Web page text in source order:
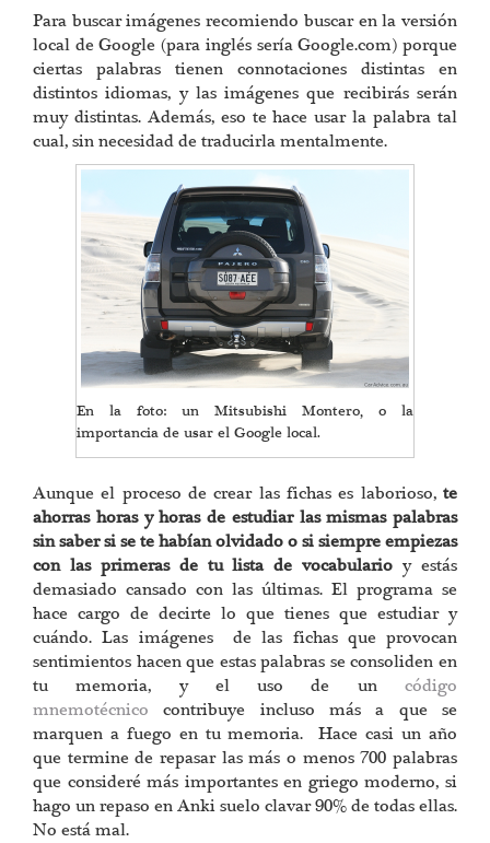
Para buscar imágenes recomiendo buscar en la versión
local de Google (para inglés sería Google.com) porque
ciertas palabras tienen connotaciones distintas en
distintos idiomas, y las imágenes que recibirás serán
muy distintas. Además, eso te hace usar la palabra tal
cual, sin necesidad de traducirla mentalmente.
En la foto: un Mitsubishi Montero, o la
importancia de usar el Google local.
Aunque el proceso de crear las fichas es laborioso, te
ahorras horas y horas de estudiar las mismas palabras
sin saber si se te habían olvidado o si siempre empiezas
con las primeras de tu lista de vocabularioy estás
demasiado cansado con las últimas. El programa se
hace cargo de decirte lo que tienes que estudiar y
cuándo. Las imágenes de las fichas que provocan
sentimientos hacen que estas palabras se consoliden en
tu memoria, y el uso de un código
mnemotécnico contribuye incluso más a que se
marquen a fuego en tu memoria. Hace casi un año
que termine de repasar las más o menos 700 palabras
que consideré más importantes en griego moderno, si
hago un repaso en Anki suelo clavar 90% de todas ellas.
No está mal.